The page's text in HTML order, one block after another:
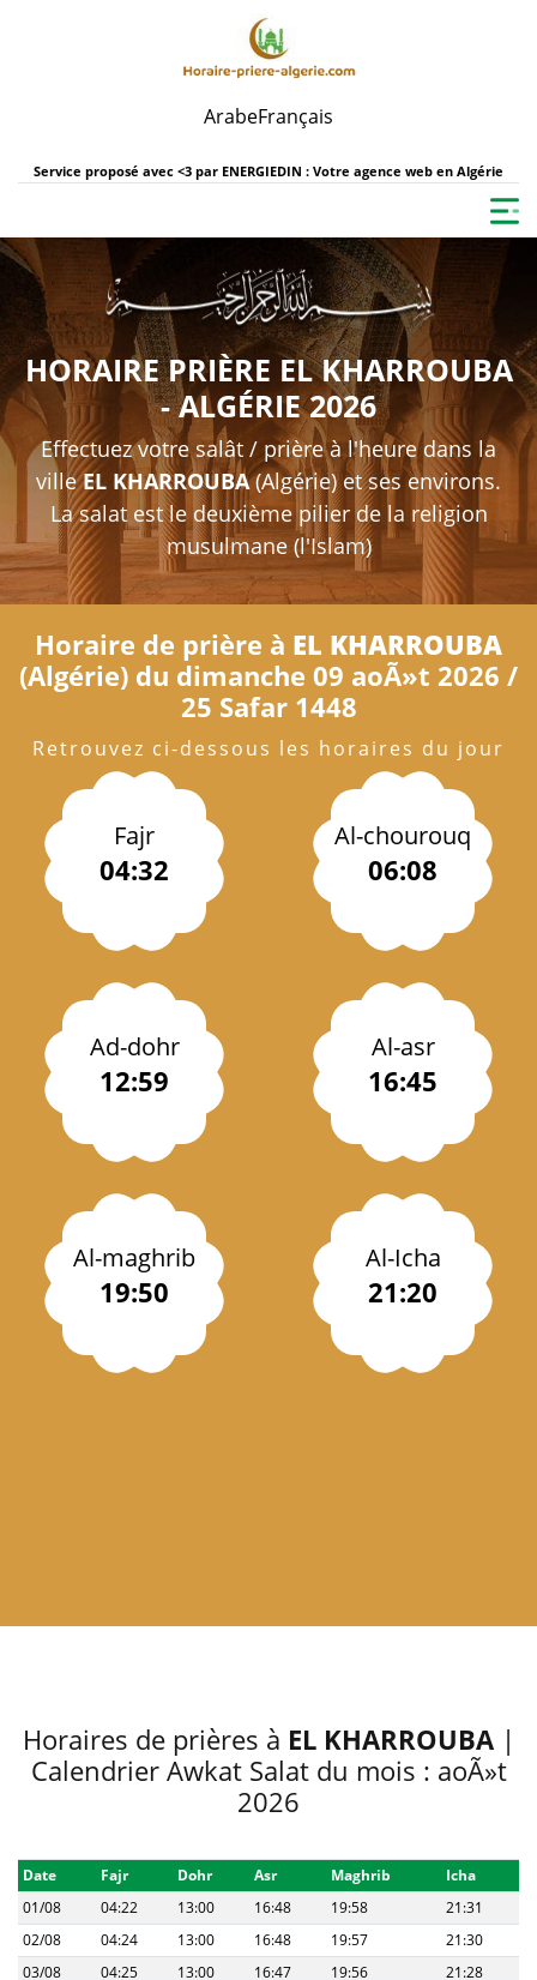
ArabeFrançais
Service proposé avec <3 par ENERGIEDIN : Votre agence web en Algérie
HORAIRE PRIÈRE EL KHARROUBA
- ALGÉRIE 2026
Effectuez votre salât / prière à l'heure dans la
villeEL KHARROUBA(Algérie) et ses environs.
La salat est le deuxième pilier de la religion
musulmane (l'Islam)
Horaire de prière à EL KHARROUBA
(Algérie) du dimanche 09 aoÃ»t 2026 /
25 Safar 1448
Retrouvez ci-dessous les horaires du jour
Fajr
04:32
Al-chourouq
06:08
Ad-dohr
12:59
Al-asr
16:45
Al-maghrib
19:50
Al-Icha
21:20
Horaires de prières à EL KHARROUBA|
Calendrier Awkat Salat du mois : aoÃ»t
2026
Date Fajr Dohr Asr Maghrib
Icha
01/08
04:22 13:00 16:48 19:58
21:31
02/08
04:24 13:00 16:48 19:57
21:30
03/08
04:25 13:00 16:47 19:56
21:28